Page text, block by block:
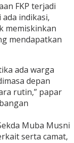
FKP terjadi
indikasi,
memiskinkan
mendapatkan
ada warga
depan
rutin,” papar
Muba Musni
serta camat,